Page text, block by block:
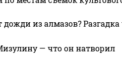
из алмазов?
— что он натворил